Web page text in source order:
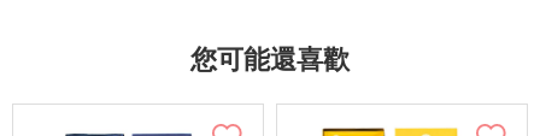
您可能還喜歡